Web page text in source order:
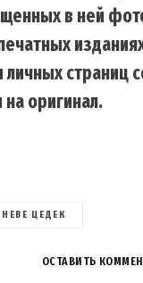
в ней
личных страниц
оригинал.
НЕВЕ ЦЕДЕК
ОСТАВИТЬ